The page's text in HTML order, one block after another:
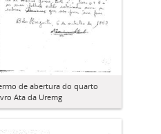
de abertura do quarto
Ata da Uremg